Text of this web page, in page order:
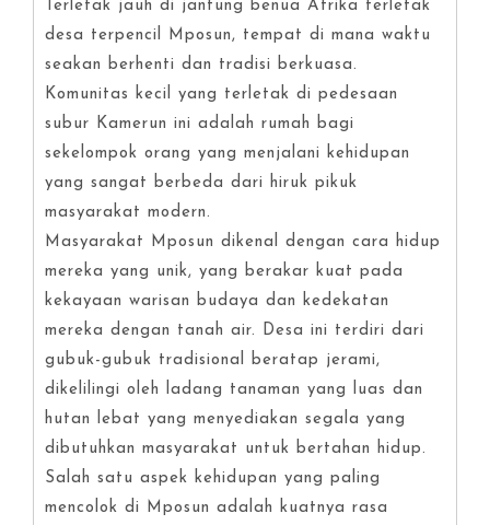
Terletak jauh di jantung benua Afrika terletak
desa terpencil Mposun, tempat di mana waktu
seakan berhenti dan tradisi berkuasa.
Komunitas kecil yang terletak di pedesaan
subur Kamerun ini adalah rumah bagi
sekelompok orang yang menjalani kehidupan
yang sangat berbeda dari hiruk pikuk
masyarakat modern.
Masyarakat Mposun dikenal dengan cara hidup
mereka yang unik, yang berakar kuat pada
kekayaan warisan budaya dan kedekatan
mereka dengan tanah air. Desa ini terdiri dari
gubuk-gubuk tradisional beratap jerami,
dikelilingi oleh ladang tanaman yang luas dan
hutan lebat yang menyediakan segala yang
dibutuhkan masyarakat untuk bertahan hidup.
Salah satu aspek kehidupan yang paling
mencolok di Mposun adalah kuatnya rasa